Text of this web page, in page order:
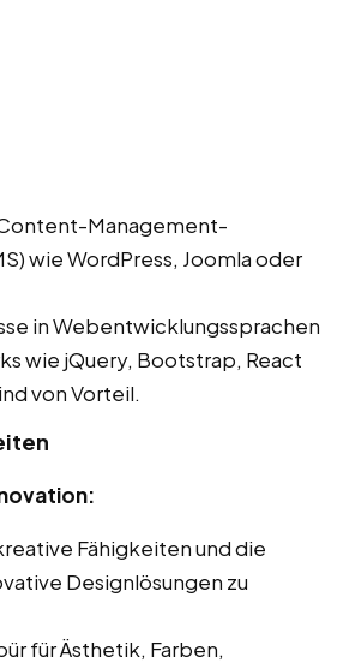
Management-
wie WordPress, Joomla oder
in Webentwicklungssprachen
wie jQuery, Bootstrap, React
von Vorteil.
Fähigkeiten und die
Designlösungen zu
für Ästhetik, Farben,